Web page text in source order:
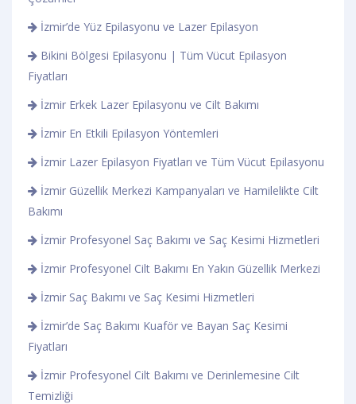
İzmir’de Yüz Epilasyonu ve Lazer Epilasyon
Bikini Bölgesi Epilasyonu | Tüm Vücut Epilasyon
Fiyatları
İzmir Erkek Lazer Epilasyonu ve Cilt Bakımı
İzmir En Etkili Epilasyon Yöntemleri
İzmir Lazer Epilasyon Fiyatları ve Tüm Vücut Epilasyonu
İzmir Güzellik Merkezi Kampanyaları ve Hamilelikte Cilt
Bakımı
İzmir Profesyonel Saç Bakımı ve Saç Kesimi Hizmetleri
İzmir Profesyonel Cilt Bakımı En Yakın Güzellik Merkezi
İzmir Saç Bakımı ve Saç Kesimi Hizmetleri
İzmir’de Saç Bakımı Kuaför ve Bayan Saç Kesimi
Fiyatları
İzmir Profesyonel Cilt Bakımı ve Derinlemesine Cilt
Temizliği